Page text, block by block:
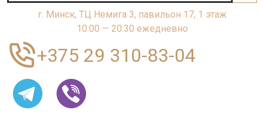
г. Минск, ТЦ Немига 3, павильон 17, 1 этаж
10:00 — 20:30 ежедневно
+375 29 310-83-04